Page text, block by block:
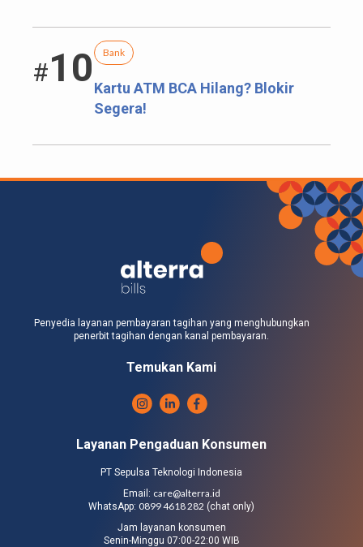
#10 Bank
Kartu ATM BCA Hilang? Blokir
Segera!
Penyedia layanan pembayaran tagihan yang menghubungkan
penerbit tagihan dengan kanal pembayaran.
Temukan Kami
Layanan Pengaduan Konsumen
PT Sepulsa Teknologi Indonesia
Email: care@alterra.id
WhatsApp: 0899 4618 282 (chat only)
Jam layanan konsumen
Senin-Minggu 07:00-22:00 WIB